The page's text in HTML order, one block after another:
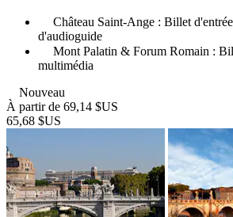
Château Saint-Ange : Billet
d'audioguide
Mont Palatin & Forum Romain :
multimédia
Nouveau
À partir de 69,14 $US
65,68 $US